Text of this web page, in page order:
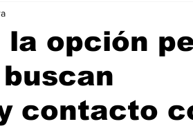
la opción
contacto